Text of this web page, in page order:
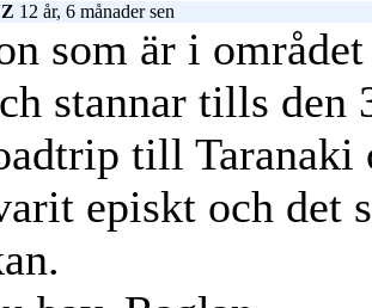
12 år, 6 månader sen
som är i
stannar tills den
till Taranaki
episkt och det